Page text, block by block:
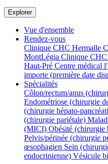
Explorer
Vue d'ensemble
Rendez-vous
Clinique CHC Hermalle
MontLégia Clinique CHC
Haut-Pré Centre médical
importe (première date
Spécialités
Côlon/rectum/anus
Endométriose (chirurgie
(chirurgie hépato-
(chirurgie pariétale)
(MICI) Obésité (chirurgie
Pelvis/périnée (chirurgie
œsophagien Sein
endocrinienne) Vésicule